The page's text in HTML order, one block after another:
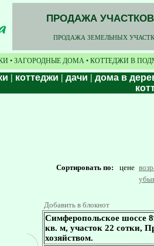
ПРОДАЖА
ПРОДАЖА ЗЕМЕЛЬНЫХ
• ЗАГОРОДНЫЕ ДОМА • КОТТЕДЖИ В
| коттеджи | дачи | дома в
Сортировать по: цене
Добавить в блокнот
Симферопольское шоссе
кв. м, участок 22 сотки,
хозяйством.